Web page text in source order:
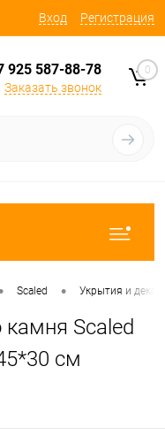
Вход Регистрация
925 587-88-78
Заказать звонок
0
Scaled • Укрытия и декор
камня Scaled
см